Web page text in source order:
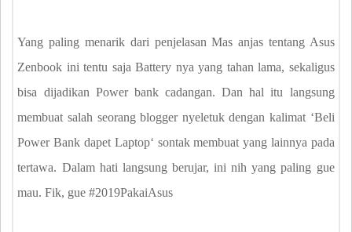
Yang paling menarik dari penjelasan Mas anjas tentang Asus
Zenbook ini tentu saja Battery nya yang tahan lama, sekaligus
bisa dijadikan Power bank cadangan. Dan hal itu langsung
membuat salah seorang blogger nyeletuk dengan kalimat ʻBeli
Power Bank dapet Laptopʻ sontak membuat yang lainnya pada
tertawa. Dalam hati langsung berujar, ini nih yang paling gue
mau. Fik, gue #2019PakaiAsus